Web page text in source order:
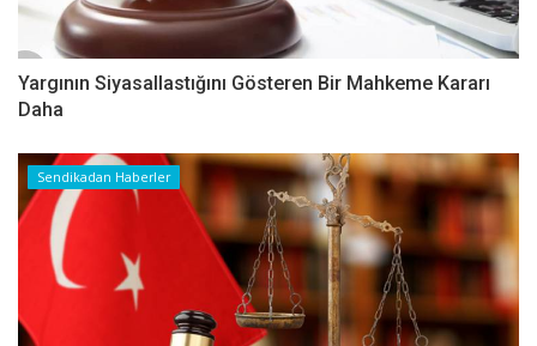
Yargının Siyasallastığını Gösteren Bir Mahkeme Kararı
Daha
Sendikadan Haberler